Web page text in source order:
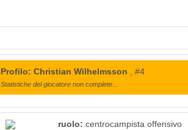
Profilo: Christian Wilhelmsson , #4
Statistiche del giocatore non complete...
ruolo: centrocampista offensivo